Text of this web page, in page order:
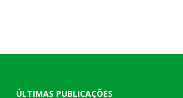
ÚLTIMAS PUBLICAÇÕES